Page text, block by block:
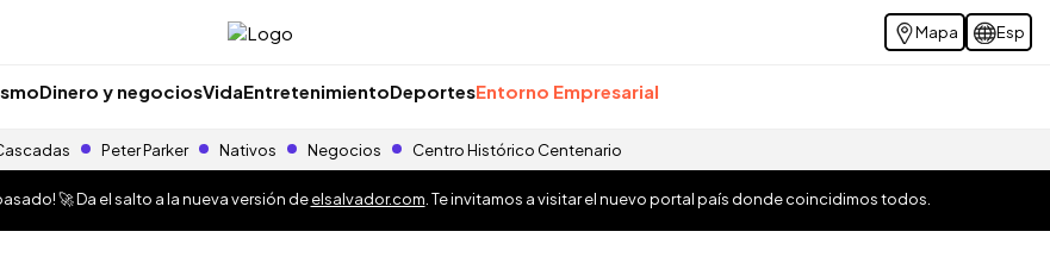
Mapa Esp
Dinero y negociosVidaEntretenimientoDeportesEntorno Empresarial
Peter Parker Nativos Negocios Centro Histórico Centenario
🚀 Da el salto a la nueva versión deelsalvador.com . Te invitamos a visitar el nuevo portal país donde coincidimos todos.